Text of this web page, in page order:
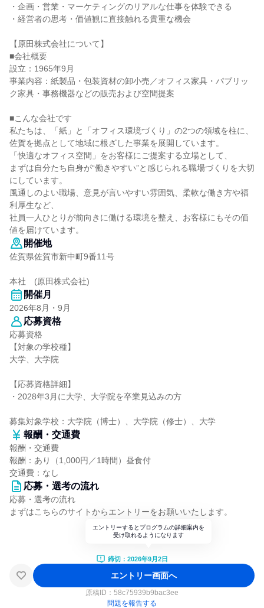
・企画・営業・マーケティングのリアルな仕事を体験できる
・経営者の思考・価値観に直接触れる貴重な機会
【原田株式会社について】
■会社概要
設立：1965年9月
事業内容：紙製品・包装資材の卸小売／オフィス家具・パブリッ
ク家具・事務機器などの販売および空間提案
■こんな会社です
私たちは、「紙」と「オフィス環境づくり」の2つの領域を柱に、
佐賀を拠点として地域に根ざした事業を展開しています。
「快適なオフィス空間」をお客様にご提案する立場として、
まずは自分たち自身が“働きやすい”と感じられる職場づくりを大切
にしています。
風通しのよい職場、意見が言いやすい雰囲気、柔軟な働き方や福
利厚生など、
社員一人ひとりが前向きに働ける環境を整え、お客様にもその価
値を届けています。
開催地
佐賀県佐賀市新中町9番11号
本社 (原田株式会社)
開催月
2026年8月・9月
応募資格
応募資格
【対象の学校種】
大学、大学院
【応募資格詳細】
・2028年3月に大学、大学院を卒業見込みの方
募集対象学校：大学院（博士）、大学院（修士）、大学
報酬・交通費
報酬・交通費
報酬：あり（1,000円／1時間）昼食付
交通費：なし
応募・選考の流れ
応募・選考の流れ
まずはこちらのサイトからエントリーをお願いいたします。
エントリーするとプログラムの詳細案内を
受け取れるようになります
締切：2026年9月2日
エントリー画面へ
原稿ID： 58c75939b9bac3ee
問題を報告する